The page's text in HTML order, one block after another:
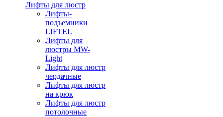
Лифты для люстр
Лифты-
подъемники
LIFTEL
Лифты для
люстры MW-
Light
Лифты для люстр
чердачные
Лифты для люстр
на крюк
Лифты для люстр
потолочные